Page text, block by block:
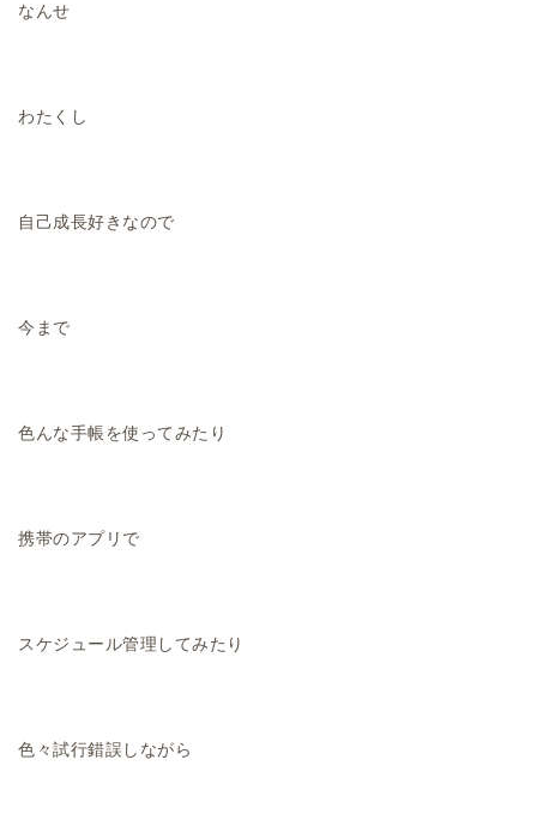
なんせ
わたくし
自己成長好きなので
今まで
色んな手帳を使ってみたり
携帯のアプリで
スケジュール管理してみたり
色々試行錯誤しながら